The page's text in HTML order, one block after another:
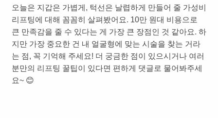
오늘은 지갑은 가볍게, 턱선은 날렵하게 만들어 줄 가성비
리프팅에 대해 꼼꼼히 살펴봤어요. 10만 원대 비용으로
큰 만족감을 줄 수 있다는 게 가장 큰 장점인 것 같아요. 하
지만 가장 중요한 건 내 얼굴형에 맞는 시술을 찾는 거라
는 점, 꼭 기억해 주세요! 더 궁금한 점이 있으시거나 여러
분만의 리프팅 꿀팁이 있다면 편하게 댓글로 물어봐주세
요~ 😊